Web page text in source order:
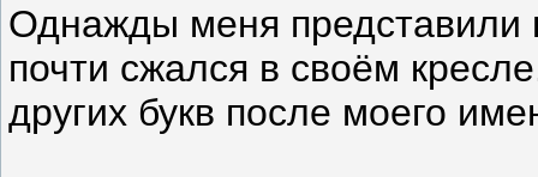
Однажды меня представили
почти сжался в своём
других букв после моего